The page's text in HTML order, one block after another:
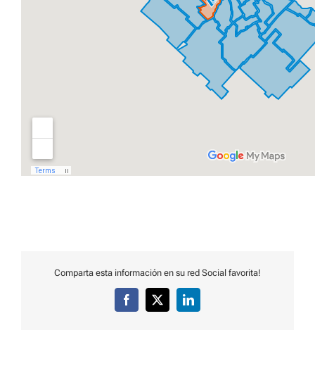
Comparta esta información en su red Social favorita!
Facebook
X LinkedIn